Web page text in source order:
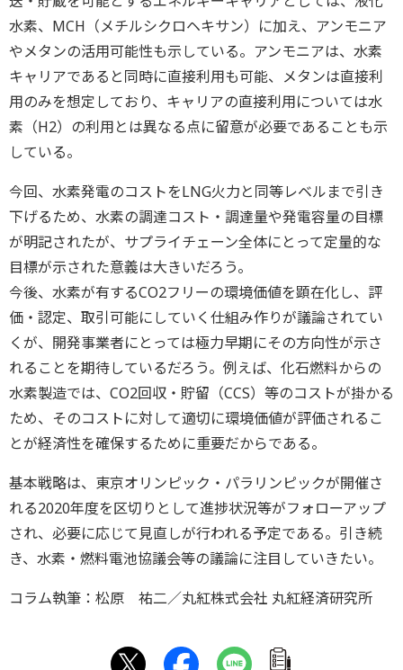
水素、MCH（メチルシクロヘキサン）に加え、アンモニア
やメタンの活用可能性も示している。アンモニアは、水素
キャリアであると同時に直接利用も可能、メタンは直接利
用のみを想定しており、キャリアの直接利用については水
素（H2）の利用とは異なる点に留意が必要であることも示
している。
今回、水素発電のコストをLNG火力と同等レベルまで引き
下げるため、水素の調達コスト・調達量や発電容量の目標
が明記されたが、サプライチェーン全体にとって定量的な
目標が示された意義は大きいだろう。
今後、水素が有するCO2フリーの環境価値を顕在化し、評
価・認定、取引可能にしていく仕組み作りが議論されてい
くが、開発事業者にとっては極力早期にその方向性が示さ
れることを期待しているだろう。例えば、化石燃料からの
水素製造では、CO2回収・貯留（CCS）等のコストが掛かる
ため、そのコストに対して適切に環境価値が評価されるこ
とが経済性を確保するために重要だからである。
基本戦略は、東京オリンピック・パラリンピックが開催さ
れる2020年度を区切りとして進捗状況等がフォローアップ
され、必要に応じて見直しが行われる予定である。引き続
き、水素・燃料電池協議会等の議論に注目していきたい。
コラム執筆：松原 祐二／丸紅株式会社 丸紅経済研究所